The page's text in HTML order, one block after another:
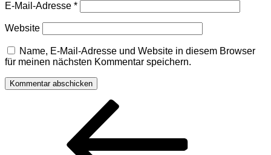
E-Mail-Adresse *
Website
Name, E-Mail-Adresse und Website in diesem Browser
für meinen nächsten Kommentar speichern.
Beitragsnavigation